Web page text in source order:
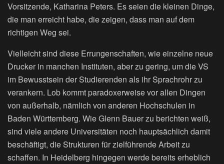
Vorsitzende, Katharina Peters. Es seien die kleinen Dinge,
die man erreicht habe, die zeigen, dass man auf dem
richtigen Weg sei.
Vielleicht sind diese Errungenschaften, wie einzelne neue
Drucker in manchen Instituten, aber zu gering, um die VS
im Bewusstsein der Studierenden als ihr Sprachrohr zu
verankern. Lob kommt paradoxerweise vor allen Dingen
von außerhalb, nämlich von anderen Hochschulen in
Baden Württemberg. Wie Glenn Bauer zu berichten weiß,
sind viele andere Universitäten noch hauptsächlich damit
beschäftigt, die Strukturen für zielführende Arbeit zu
schaffen. In Heidelberg hingegen werde bereits erheblich